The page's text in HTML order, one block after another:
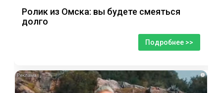
Ролик из Омска: вы будете смеяться
долго
Подробнее >>
i